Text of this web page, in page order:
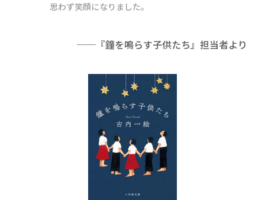
思わず笑顔になりました。
──『鐘を鳴らす子供たち』担当者より